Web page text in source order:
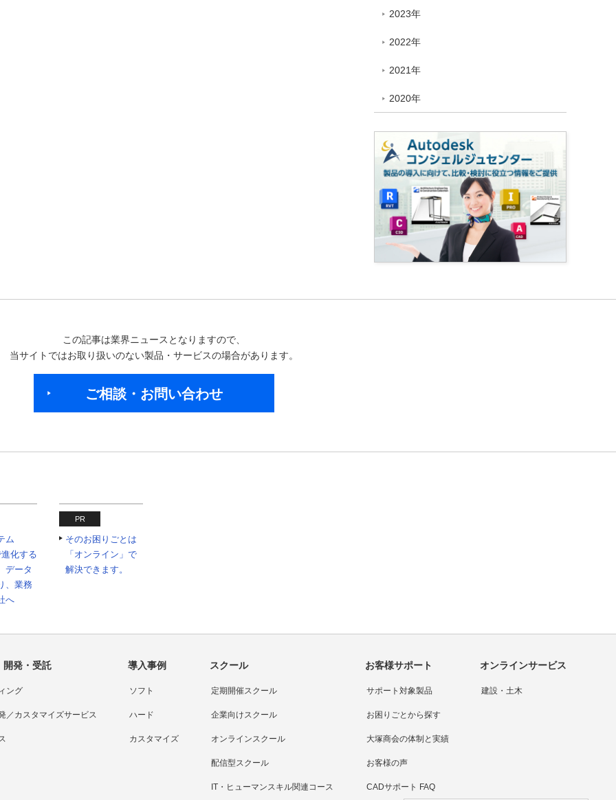
この記事は業界ニュースとなりますので、
当サイトではお取り扱いのない製品・サービスの場合があります。
ご相談・お問い合わせ
ム
化する
ータ
、業務
へ
PR
そのお困りごとは
「オンライン」で
解決できます。
2023年
2022年
2021年
2020年
開発・受託
ング
／カスタマイズサービス
導入事例
ソフト
ハード
カスタマイズ
スクール
定期開催スクール
企業向けスクール
オンラインスクール
配信型スクール
IT・ヒューマンスキル関連コース
お客様サポート
サポート対象製品
お困りごとから探す
大塚商会の体制と実績
お客様の声
CADサポート FAQ
オンラインサービス
建設・土木